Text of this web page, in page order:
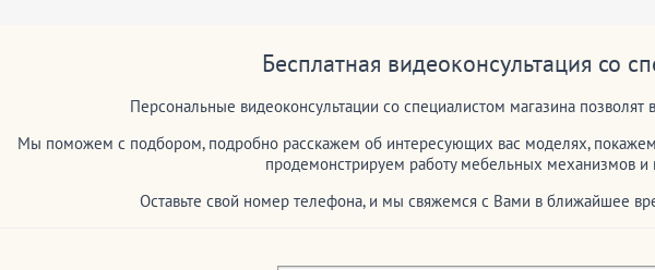
Бесплатная видеоконсультация со
Персональные видеоконсультации со специалистом магазина
Мы поможем с подбором, подробно расскажем об интересующих вас моделях,
продемонстрируем работу мебельных механизмов и
Оставьте свой номер телефона, и мы свяжемся с Вами в ближайшее